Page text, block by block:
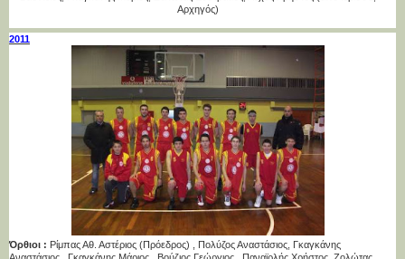
Αρχηγός)
2011
Όρθιοι : Ρίμπας Αθ. Αστέριος (Πρόεδρος) , Πολύζος Αναστάσιος, Γκαγκάνης